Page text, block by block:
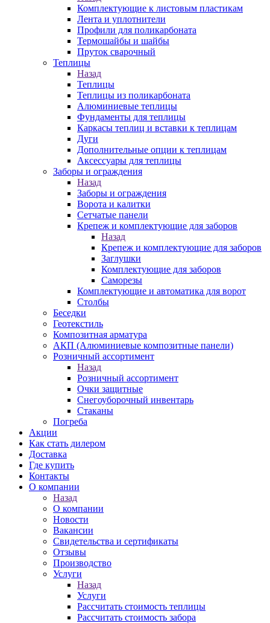
Комплектующие к листовым пластикам
Лента и уплотнители
Профили для поликарбоната
Термошайбы и шайбы
Пруток сварочный
Теплицы
Назад
Теплицы
Теплицы из поликарбоната
Алюминиевые теплицы
Фундаменты для теплицы
Каркасы теплиц и вставки к теплицам
Дуги
Дополнительные опции к теплицам
Аксессуары для теплицы
Заборы и ограждения
Назад
Заборы и ограждения
Ворота и калитки
Сетчатые панели
Крепеж и комплектующие для заборов
Назад
Крепеж и комплектующие для заборов
Заглушки
Комплектующие для заборов
Саморезы
Комплектующие и автоматика для ворот
Столбы
Беседки
Геотекстиль
Композитная арматура
АКП (Алюминиевые композитные панели)
Розничный ассортимент
Назад
Розничный ассортимент
Очки защитные
Снегоуборочный инвентарь
Стаканы
Погреба
Акции
Как стать дилером
Доставка
Где купить
Контакты
О компании
Назад
О компании
Новости
Вакансии
Свидетельства и сертификаты
Отзывы
Производство
Услуги
Назад
Услуги
Рассчитать стоимость теплицы
Рассчитать стоимость забора